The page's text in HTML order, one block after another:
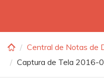
Central de Notas de
Captura de Tela 2016-